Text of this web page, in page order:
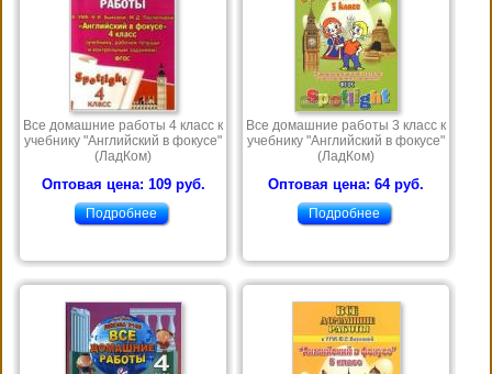
Все домашние работы 4 класс к
учебнику "Английский в фокусе"
(ЛадКом)
Оптовая цена: 109 руб.
Подробнее
Все домашние работы 3 класс к
учебнику "Английский в фокусе"
(ЛадКом)
Оптовая цена: 64 руб.
Подробнее